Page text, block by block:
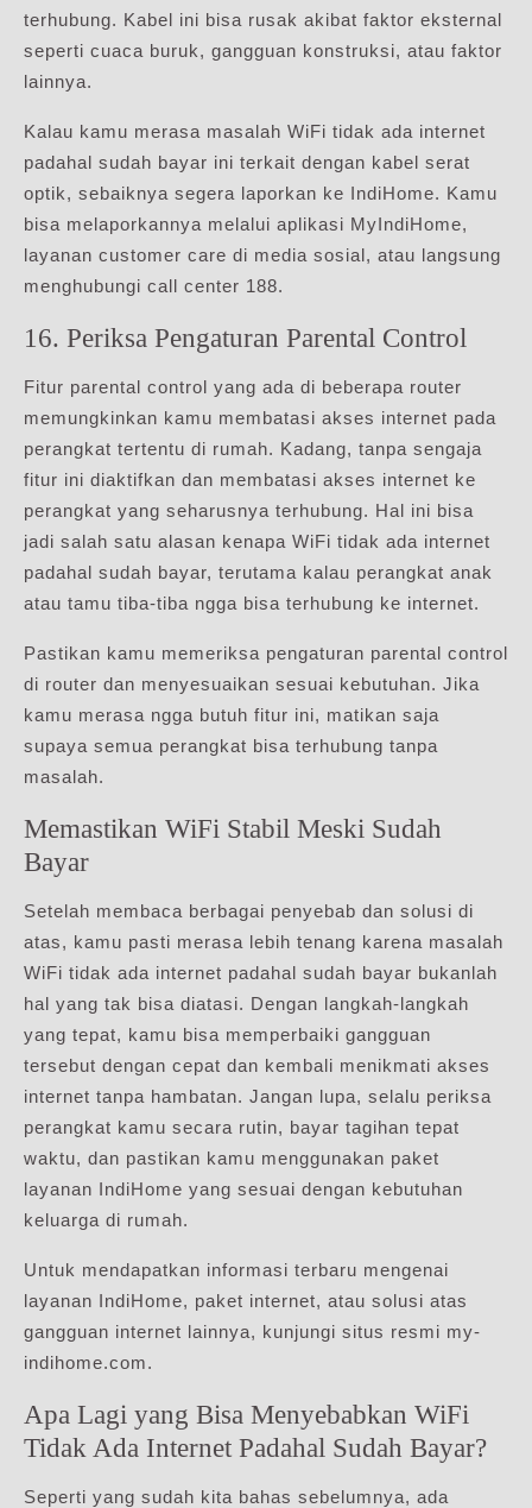
terhubung. Kabel ini bisa rusak akibat faktor eksternal
seperti cuaca buruk, gangguan konstruksi, atau faktor
lainnya.
Kalau kamu merasa masalah WiFi tidak ada internet
padahal sudah bayar ini terkait dengan kabel serat
optik, sebaiknya segera laporkan ke IndiHome. Kamu
bisa melaporkannya melalui aplikasi MyIndiHome,
layanan customer care di media sosial, atau langsung
menghubungi call center 188.
16. Periksa Pengaturan Parental Control
Fitur parental control yang ada di beberapa router
memungkinkan kamu membatasi akses internet pada
perangkat tertentu di rumah. Kadang, tanpa sengaja
fitur ini diaktifkan dan membatasi akses internet ke
perangkat yang seharusnya terhubung. Hal ini bisa
jadi salah satu alasan kenapa WiFi tidak ada internet
padahal sudah bayar, terutama kalau perangkat anak
atau tamu tiba-tiba ngga bisa terhubung ke internet.
Pastikan kamu memeriksa pengaturan parental control
di router dan menyesuaikan sesuai kebutuhan. Jika
kamu merasa ngga butuh fitur ini, matikan saja
supaya semua perangkat bisa terhubung tanpa
masalah.
Memastikan WiFi Stabil Meski Sudah
Bayar
Setelah membaca berbagai penyebab dan solusi di
atas, kamu pasti merasa lebih tenang karena masalah
WiFi tidak ada internet padahal sudah bayar bukanlah
hal yang tak bisa diatasi. Dengan langkah-langkah
yang tepat, kamu bisa memperbaiki gangguan
tersebut dengan cepat dan kembali menikmati akses
internet tanpa hambatan. Jangan lupa, selalu periksa
perangkat kamu secara rutin, bayar tagihan tepat
waktu, dan pastikan kamu menggunakan paket
layanan IndiHome yang sesuai dengan kebutuhan
keluarga di rumah.
Untuk mendapatkan informasi terbaru mengenai
layanan IndiHome, paket internet, atau solusi atas
gangguan internet lainnya, kunjungi situs resmi my-
indihome.com.
Apa Lagi yang Bisa Menyebabkan WiFi
Tidak Ada Internet Padahal Sudah Bayar?
Seperti yang sudah kita bahas sebelumnya, ada